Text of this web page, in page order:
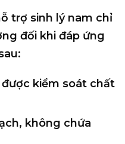
trợ sinh lý nam chỉ
đối khi đáp ứng
kiểm soát chất
không chứa